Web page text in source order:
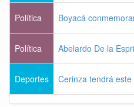
Política Boyacá
Política Abelardo De la
Deportes Cerinza tendrá